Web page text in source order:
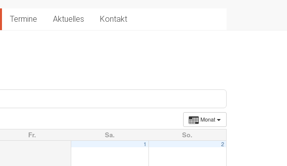
Termine Aktuelles Kontakt
Monat
Fr. Sa. So.
1 2